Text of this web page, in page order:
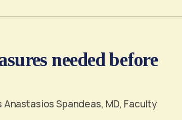
needed before
Spandeas, MD, Faculty